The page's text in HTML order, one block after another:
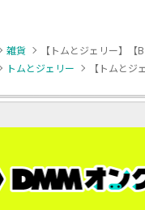
雑貨
トムとジェリー